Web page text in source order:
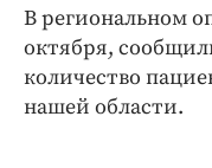
В региональном
октября,
количество
нашей области.